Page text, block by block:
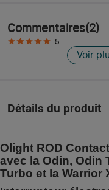
Commentaires(2)
5
Voir
Détails du produit
Olight ROD
avec la Odin, Odin
Turbo et la Warrior